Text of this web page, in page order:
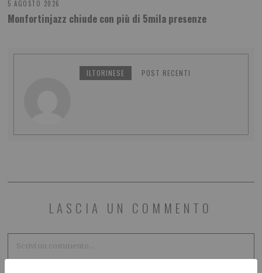
5 AGOSTO 2026
Monfortinjazz chiude con più di 5mila presenze
ILTORINESE POST RECENTI
LASCIA UN COMMENTO